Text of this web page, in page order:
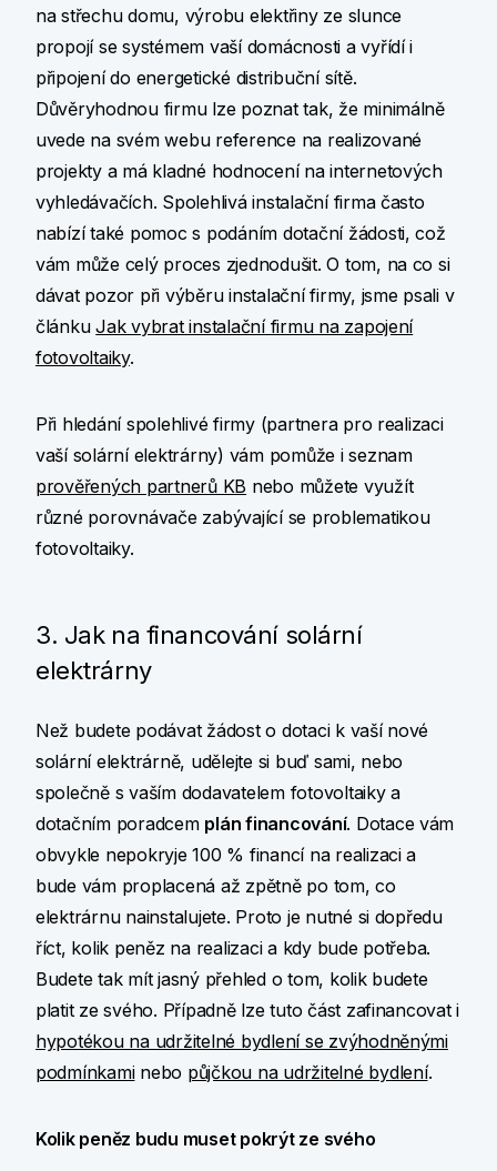
na střechu domu, výrobu elektřiny ze slunce
propojí se systémem vaší domácnosti a vyřídí i
připojení do energetické distribuční sítě.
Důvěryhodnou firmu lze poznat tak, že minimálně
uvede na svém webu reference na realizované
projekty a má kladné hodnocení na internetových
vyhledávačích. Spolehlivá instalační firma často
nabízí také pomoc s podáním dotační žádosti, což
vám může celý proces zjednodušit. O tom, na co si
dávat pozor při výběru instalační firmy, jsme psali v
článkuJak vybrat instalační firmu na zapojení
fotovoltaiky.
Při hledání spolehlivé firmy (partnera pro realizaci
vaší solární elektrárny) vám pomůže i seznam
prověřených partnerů KB nebo můžete využít
různé porovnávače zabývající se problematikou
fotovoltaiky.
3. Jak na financování solární
elektrárny
Než budete podávat žádost o dotaci k vaší nové
solární elektrárně, udělejte si buď sami, nebo
společně s vaším dodavatelem fotovoltaiky a
dotačním poradcem plán financování. Dotace vám
obvykle nepokryje 100 % financí na realizaci a
bude vám proplacená až zpětně po tom, co
elektrárnu nainstalujete. Proto je nutné si dopředu
říct, kolik peněz na realizaci a kdy bude potřeba.
Budete tak mít jasný přehled o tom, kolik budete
platit ze svého. Případně lze tuto část zafinancovat i
hypotékou na udržitelné bydlení se zvýhodněnými
podmínkaminebo půjčkou na udržitelné bydlení.
Kolik peněz budu muset pokrýt ze svého